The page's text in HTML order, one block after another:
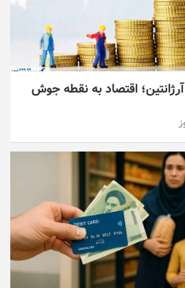
آرژانتین؛ اقتصاد به نقطه جوش